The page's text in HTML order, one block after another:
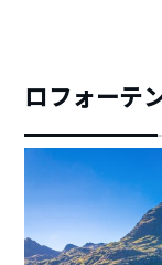
ロフォーテ